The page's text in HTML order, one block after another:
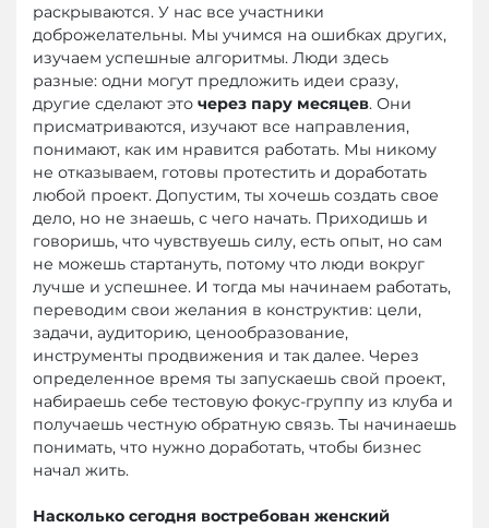
раскрываются. У нас все участники
доброжелательны. Мы учимся на ошибках других,
изучаем успешные алгоритмы. Люди здесь
разные: одни могут предложить идеи сразу,
другие сделают это через пару месяцев. Они
присматриваются, изучают все направления,
понимают, как им нравится работать. Мы никому
не отказываем, готовы протестить и доработать
любой проект. Допустим, ты хочешь создать свое
дело, но не знаешь, с чего начать. Приходишь и
говоришь, что чувствуешь силу, есть опыт, но сам
не можешь стартануть, потому что люди вокруг
лучше и успешнее. И тогда мы начинаем работать,
переводим свои желания в конструктив: цели,
задачи, аудиторию, ценообразование,
инструменты продвижения и так далее. Через
определенное время ты запускаешь свой проект,
набираешь себе тестовую фокус-группу из клуба и
получаешь честную обратную связь. Ты начинаешь
понимать, что нужно доработать, чтобы бизнес
начал жить.
Насколько сегодня востребован женский